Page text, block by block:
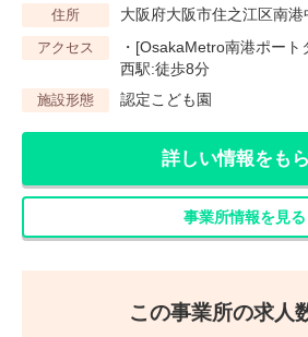
住所 大阪府大阪市住之江区南
アクセス
・[OsakaMetro南港ポー
西駅:徒歩8分
施設形態 認定こども園
詳しい情報をも
事業所情報を見る
この事業所の求人